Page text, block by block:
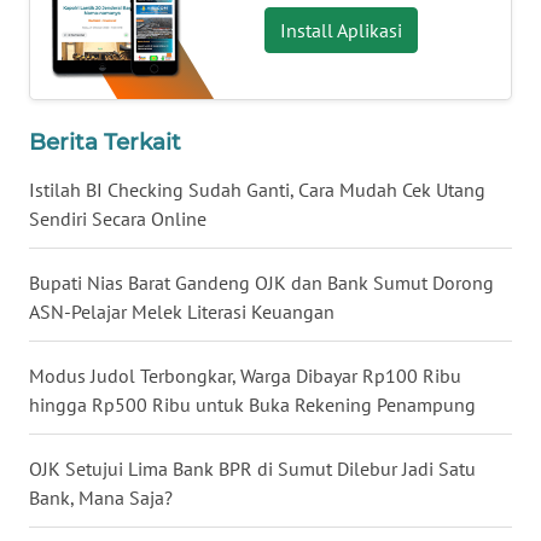
Install Aplikasi
Berita Terkait
Istilah BI Checking Sudah Ganti, Cara Mudah Cek Utang
Sendiri Secara Online
Bupati Nias Barat Gandeng OJK dan Bank Sumut Dorong
ASN-Pelajar Melek Literasi Keuangan
Modus Judol Terbongkar, Warga Dibayar Rp100 Ribu
hingga Rp500 Ribu untuk Buka Rekening Penampung
OJK Setujui Lima Bank BPR di Sumut Dilebur Jadi Satu
Bank, Mana Saja?
BENGKULU
WN
LAMPUNG
JATENG
WN
NUSANTARA
WN
JOGJA
WN
JATIM
WN